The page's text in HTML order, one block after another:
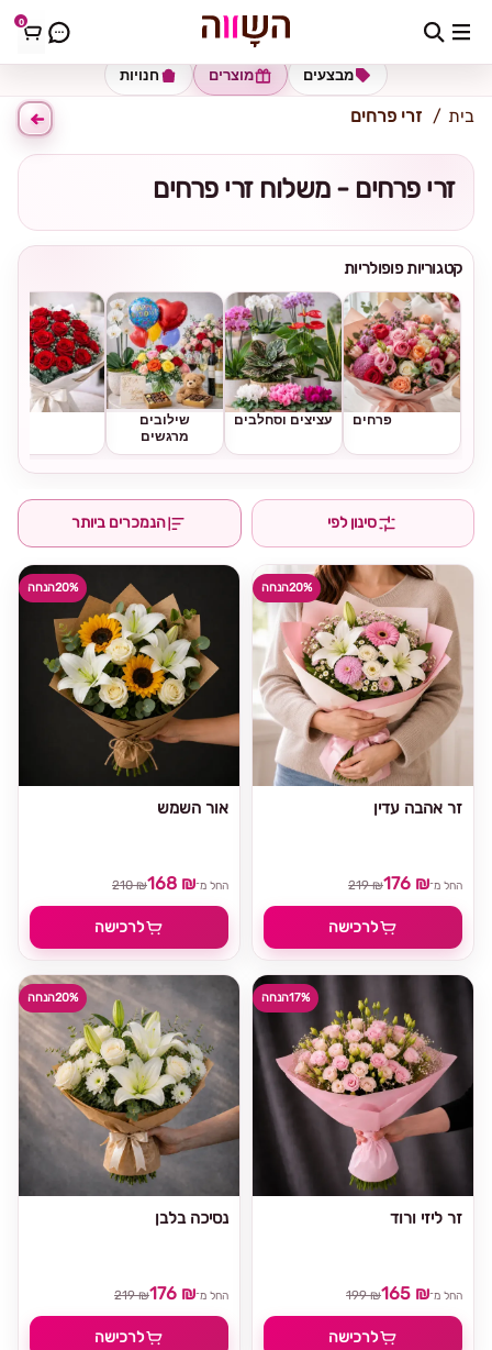
0 כתובת למשלוח הזינו כתובת
חנויות מוצרים מבצעים
בית זרי פרחים
זרי פרחים - משלוח זרי פרחים
קטגוריות פופולריות
פרחים עציצים וסחלבים
שילובים
מרגשים
סינון לפי הנמכרים ביותר
20%הנחה
אור השמש
החל מ־168 ₪
210 ₪
לרכישה
20%הנחה
זר אהבה עדין
החל מ־176 ₪
219 ₪
לרכישה
20%הנחה
נסיכה בלבן
החל מ־176 ₪
219 ₪
לרכישה
17%הנחה
זר ליזי ורוד
החל מ־165 ₪
199 ₪
לרכישה